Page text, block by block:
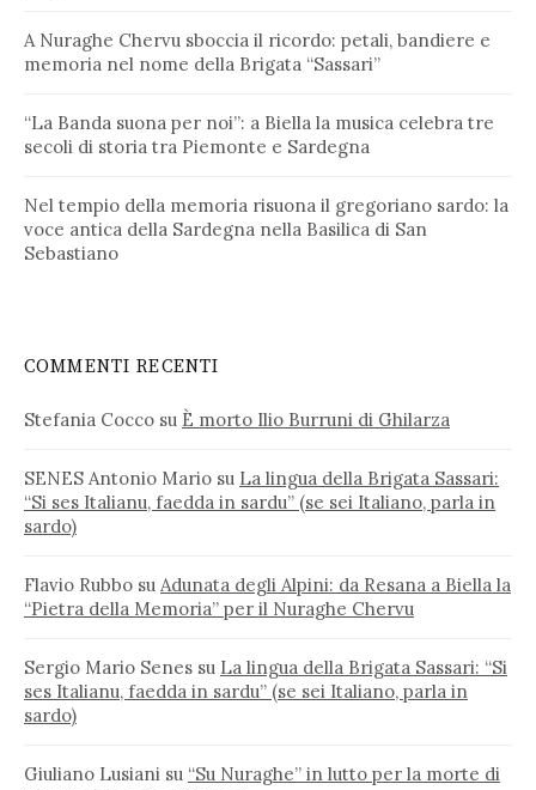
A Nuraghe Chervu sboccia il ricordo: petali, bandiere e
memoria nel nome della Brigata “Sassari”
“La Banda suona per noi”: a Biella la musica celebra tre
secoli di storia tra Piemonte e Sardegna
Nel tempio della memoria risuona il gregoriano sardo: la
voce antica della Sardegna nella Basilica di San
Sebastiano
COMMENTI RECENTI
Stefania Cocco su È morto Ilio Burruni di Ghilarza
SENES Antonio Mario su La lingua della Brigata Sassari:
“Si ses Italianu, faedda in sardu” (se sei Italiano, parla in
sardo)
Flavio Rubbo su Adunata degli Alpini: da Resana a Biella la
“Pietra della Memoria” per il Nuraghe Chervu
Sergio Mario Senes su La lingua della Brigata Sassari: “Si
ses Italianu, faedda in sardu” (se sei Italiano, parla in
sardo)
Giuliano Lusiani su “Su Nuraghe” in lutto per la morte di